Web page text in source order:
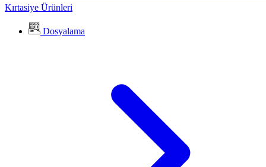
Kırtasiye Ürünleri
Dosyalama